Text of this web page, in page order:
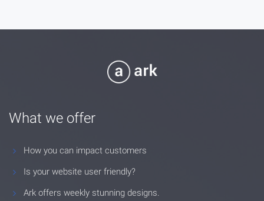
What we offer
How you can impact customers
Is your website user friendly?
Ark offers weekly stunning designs.